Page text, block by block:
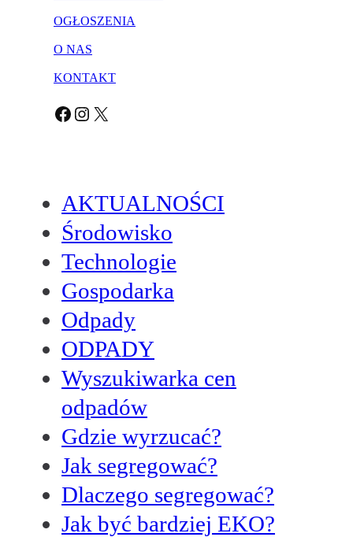
OGŁOSZENIA
O NAS
KONTAKT
Facebook Instagram X
AKTUALNOŚCI
Środowisko
Technologie
Gospodarka
Odpady
ODPADY
Wyszukiwarka cen
odpadów
Gdzie wyrzucać?
Jak segregować?
Dlaczego segregować?
Jak być bardziej EKO?